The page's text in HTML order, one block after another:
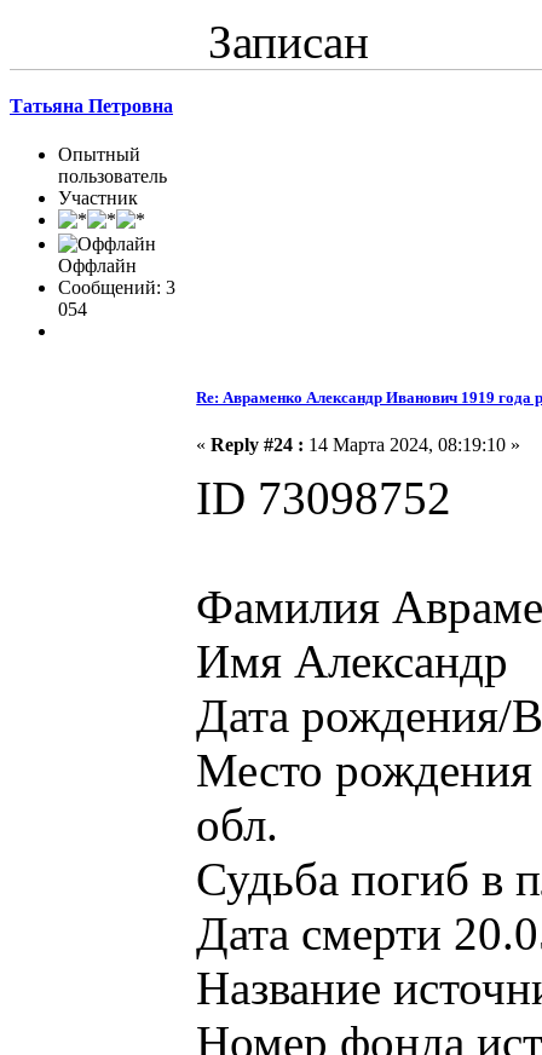
Записан
Татьяна Петровна
Опытный
пользователь
Участник
Оффлайн
Сообщений: 3
054
Re: Авраменко Александр Иванович 1919 года
«Reply #24 : 14 Марта 2024, 08:19:10 »
ID 73098752
Фамилия
Имя Александр
Дата рождения/
Место рождения
обл.
Судьба погиб в
Дата смерти
Название
Номер фонда